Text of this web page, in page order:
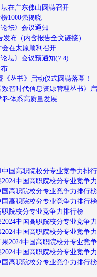
在广东佛山圆满召开
1000强揭晓
坛》会议通知
布（内含报告全文链接）
在太原顺利召开
坛》会议预通知(7.8)
布
丛书》启动仪式圆满落幕！
智时代信息资源管理丛书》
科体系高质量发展
国高职院校分专业竞争力排
中国高职院校分专业竞争
高职院校分专业竞争力排行榜
高职院校分专业竞争力排行榜
院校分专业竞争力排行榜
中国高职院校分专业竞争
中国高职院校分专业竞争
2024中国高职院校分专业竞
中国高职院校分专业竞争
高职院校分专业竞争力排行榜